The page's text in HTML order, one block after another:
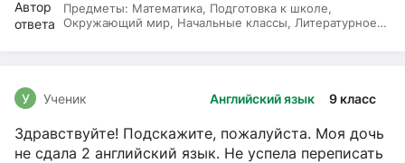
Предметы: Математика, Подготовка к школе,
Окружающий мир, Начальные классы, Литературное
Английский язык 9 класс
У Ученик
Здравствуйте! Подскажите, пожалуйста. Моя дочь
не сдала 2 английский язык. Не успела переписать